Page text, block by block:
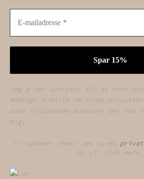
Jeg giver samtykke til at mine
modtage e-mails om vores
samt tilpassede annoncer der kan
mig.
Vi spammer ikke! Læs vores
du vil vide mere.